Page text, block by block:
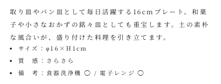
取り皿やパン皿として毎日活躍する16cmプレート。和菓
子や小さなおかずの銘々皿としても重宝します。土の素朴
な風合いが、盛り付けた料理を引き立てます。
サイズ：φ16×H1cm
質 感：さらさら
備 考：食器洗浄機 ◯ / 電子レンジ ◯